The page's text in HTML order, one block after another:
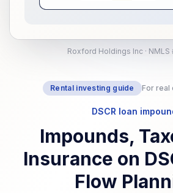
Rental investing guide For real
DSCR loan
Impounds,
Insurance on
Flow
Roxford Holdings Inc · NMLS